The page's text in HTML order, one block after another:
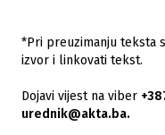
*Pri preuzimanju teksta
izvor i linkovati tekst.
Dojavi vijest na viber
urednik@akta.ba.